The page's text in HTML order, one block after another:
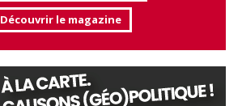
Découvrir le magazine